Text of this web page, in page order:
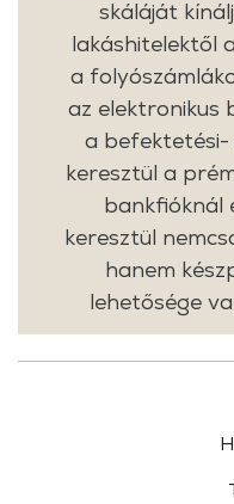
skáláját
lakáshitelektől
a
az elektronikus
a befektetési-
keresztül a
bankfióknál
keresztül
hanem
lehetősége